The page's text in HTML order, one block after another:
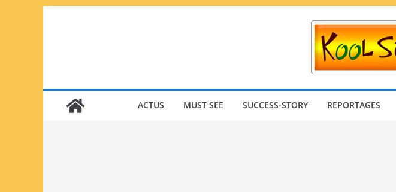
ACTUS MUST SEE SUCCESS-STORY REPORTAGES